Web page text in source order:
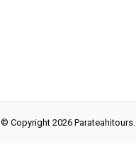
© Copyright 2026